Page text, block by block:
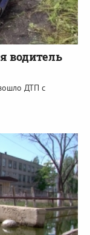
водитель
ДТП с